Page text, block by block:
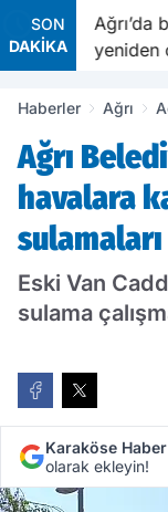
SON
DAKİKA
turu
Ağrı’da
yeniden
Haberler Ağrı
Ağrı
havalara
Eski Van
sulama
Karaköse Haber
olarak ekleyin!